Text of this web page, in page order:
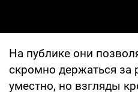
На публике они
скромно держаться за
уместно, но взгляды